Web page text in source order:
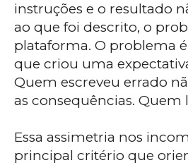
instruções e o resultado
ao que foi descrito, o
plataforma. O problema
que criou uma
Quem escreveu errado
as consequências. Quem
Essa assimetria nos
principal critério que